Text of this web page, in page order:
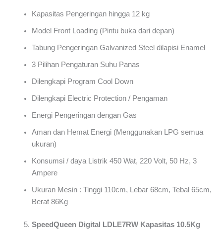
Kapasitas Pengeringan hingga 12 kg
Model Front Loading (Pintu buka dari depan)
Tabung Pengeringan Galvanized Steel dilapisi Enamel
3 Pilihan Pengaturan Suhu Panas
Dilengkapi Program Cool Down
Dilengkapi Electric Protection / Pengaman
Energi Pengeringan dengan Gas
Aman dan Hemat Energi (Menggunakan LPG semua
ukuran)
Konsumsi / daya Listrik 450 Wat, 220 Volt, 50 Hz, 3
Ampere
Ukuran Mesin : Tinggi 110cm, Lebar 68cm, Tebal 65cm,
Berat 86Kg
SpeedQueen Digital LDLE7RW Kapasitas 10.5Kg